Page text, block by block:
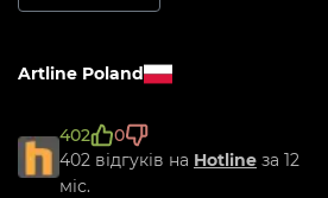
Artline Poland
402
0
402 відгуків на Hotline за 12
міс.